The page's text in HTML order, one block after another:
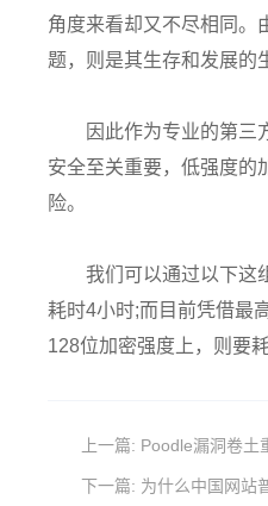
角度来看却又不尽相同。
题，则是其生存和发展的
因此作为专业的第三
安全至关重要，低强度的
险。
我们可以通过以下这
耗时4小时;而目前凭借最
128位加密强度上，则要
上一篇: Poodle漏洞卷土
下一篇: 为什么中国网站